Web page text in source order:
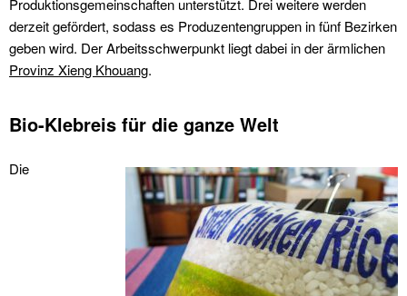
Produktionsgemeinschaften unterstützt. Drei weitere werden
derzeit gefördert, sodass es Produzentengruppen in fünf Bezirken
geben wird. Der Arbeitsschwerpunkt liegt dabei in der ärmlichen
Provinz Xieng Khouang.
Bio-Klebreis für die ganze Welt
Die